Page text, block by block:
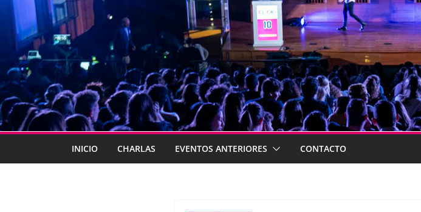
INICIO CHARLAS EVENTOS ANTERIORES CONTACTO